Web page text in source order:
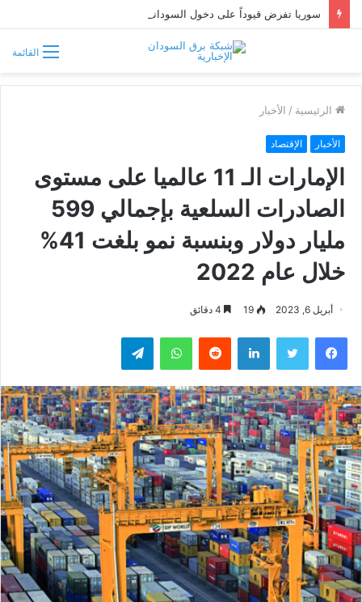
القائمة
الرئيسية / الأخبار
الأخبار الإقتصاد
الإمارات الـ 11 عالميا على مستوى
الصادرات السلعية بإجمالي 599
مليار دولار وبنسبة نمو بلغت 41%
خلال عام 2022
أبريل 6, 2023 19
فيسبوك تويتر لينكدإن واتساب تيلقرام